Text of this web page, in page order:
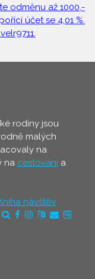
odměnu až 1000,-
účet se 4,01 %.
rodiny jsou
malých
na
na cestování a
návštěv